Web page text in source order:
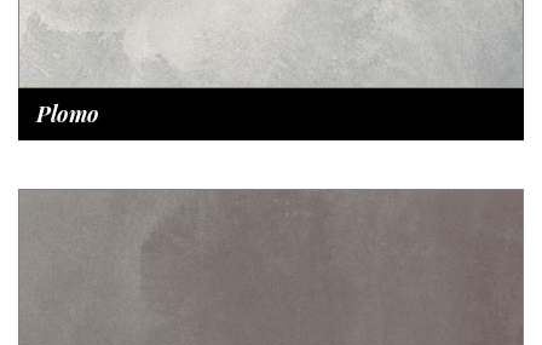
Plomo